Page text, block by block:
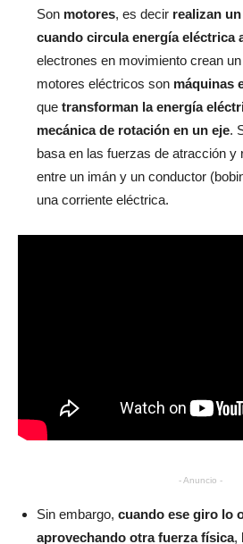
Son motores, es decir realizan
cuando circula energía eléctrica
electrones en movimiento crean
motores eléctricos son máquinas
que transforman la energía
mecánica de rotación en un eje.
basa en las fuerzas de atracción y
entre un imán y un conductor
una corriente eléctrica.
- Anuncio -
Sin embargo, cuando ese giro lo
aprovechando otra fuerza física,